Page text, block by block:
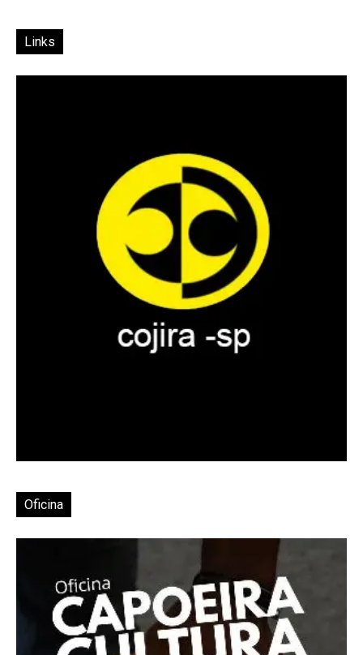
Links
Oficina